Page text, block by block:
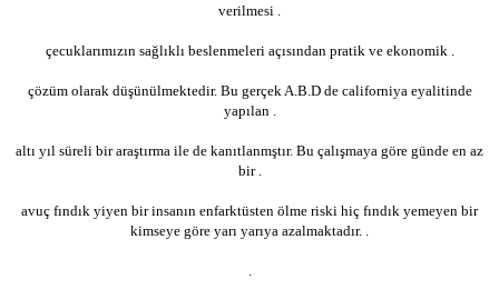
verilmesi .
çecuklarımızın sağlıklı beslenmeleri açısından pratik ve ekonomik .
çözüm olarak düşünülmektedir. Bu gerçek A.B.D de californiya eyalitinde
yapılan .
altı yıl süreli bir araştırma ile de kanıtlanmştır. Bu çalışmaya göre günde en az
bir .
avuç fındık yiyen bir insanın enfarktüsten ölme riski hiç fındık yemeyen bir
kimseye göre yarı yarıya azalmaktadır. .